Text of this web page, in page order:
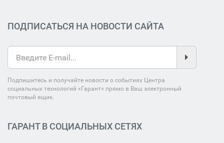
ПОДПИСАТЬСЯ НА НОВОСТИ САЙТА
Подпишитесь и получайте новости о событиях Центра
социальных технологий «Гарант» прямо в Ваш электронный
почтовый ящик.
ГАРАНТ В СОЦИАЛЬНЫХ СЕТЯХ